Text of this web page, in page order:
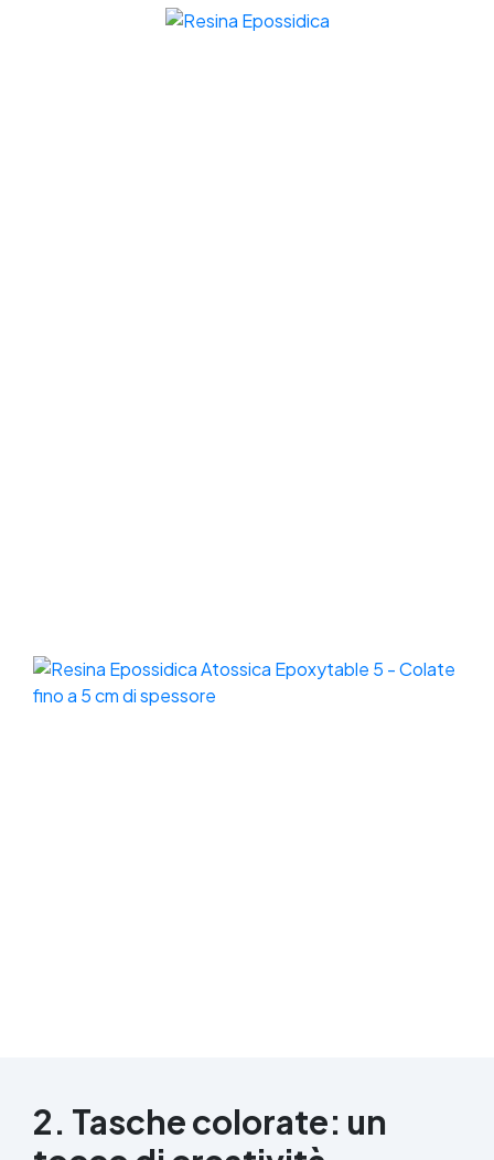
2. Tasche colorate: un